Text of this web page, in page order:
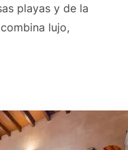
playas y de la
lujo,